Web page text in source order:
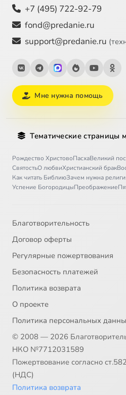
+7 (495) 722-92-79
fond@predanie.ru
support@predanie.ru
Мне нужна помощь
Тематические страницы
Рождество ХристовоПасхаВеликий
СвятостьО любвиХристианский брак
Как читать БиблиюЗачем нужна
Успение БогородицыПреображение
Благотворительность
Договор оферты
Регулярные пожертвования
Безопасность платежей
Политика возврата
О проекте
Политика персональных
© 2008 — 2026
НКО №7712031589
Пожертвование согласно
(НДС)
Политика возврата